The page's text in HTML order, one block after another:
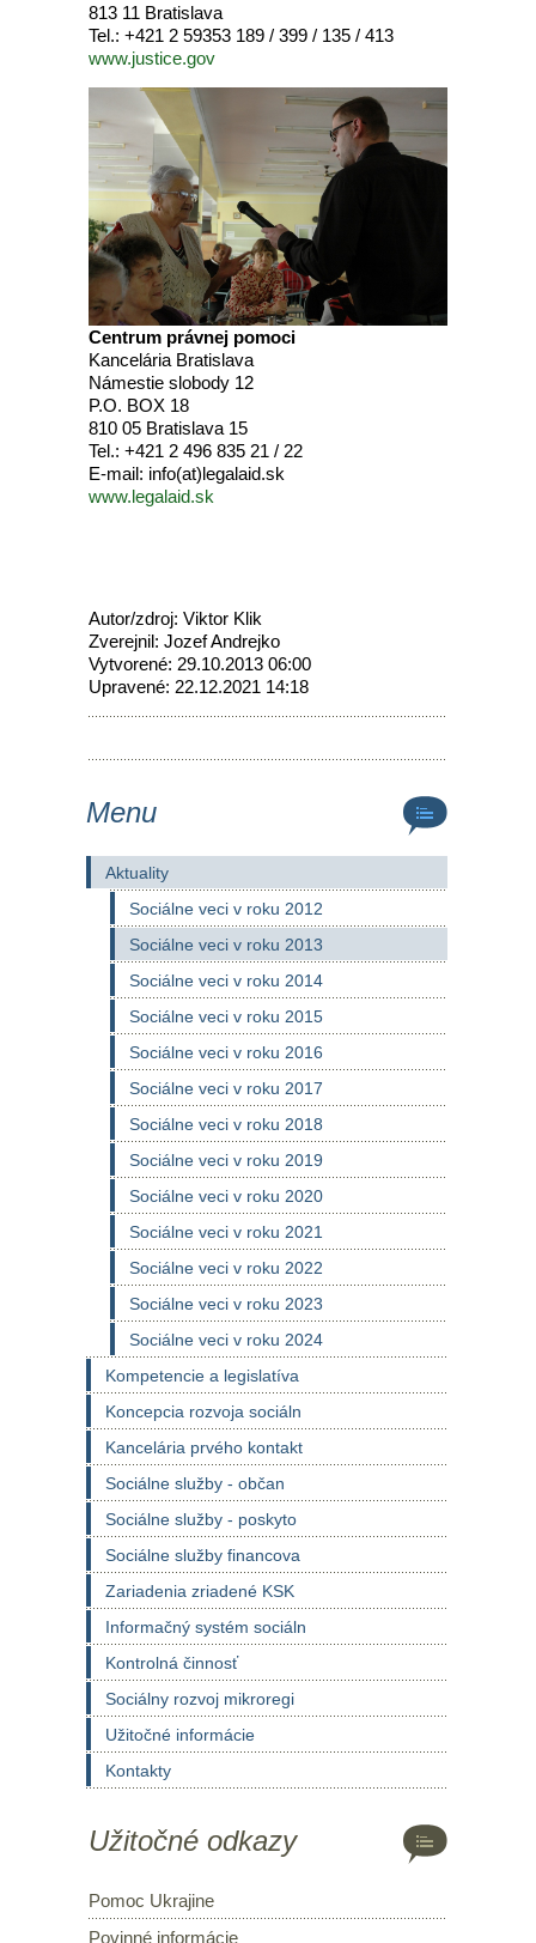
813 11 Bratislava
Tel.: +421 2 59353 189 / 399 / 135 / 413
www.justice.gov
Centrum právnej pomoci
Kancelária Bratislava
Námestie slobody 12
P.O. BOX 18
810 05 Bratislava 15
Tel.: +421 2 496 835 21 / 22
E-mail: info(at)legalaid.sk
www.legalaid.sk
Autor/zdroj: Viktor Klik
Zverejnil: Jozef Andrejko
Vytvorené: 29.10.2013 06:00
Upravené: 22.12.2021 14:18
Menu
Aktuality
Sociálne veci v roku 2012
Sociálne veci v roku 2013
Sociálne veci v roku 2014
Sociálne veci v roku 2015
Sociálne veci v roku 2016
Sociálne veci v roku 2017
Sociálne veci v roku 2018
Sociálne veci v roku 2019
Sociálne veci v roku 2020
Sociálne veci v roku 2021
Sociálne veci v roku 2022
Sociálne veci v roku 2023
Sociálne veci v roku 2024
Kompetencie a legislatíva
Koncepcia rozvoja sociáln
Kancelária prvého kontakt
Sociálne služby - občan
Sociálne služby - poskyto
Sociálne služby financova
Zariadenia zriadené KSK
Informačný systém sociáln
Kontrolná činnosť
Sociálny rozvoj mikroregi
Užitočné informácie
Kontakty
Užitočné odkazy
Pomoc Ukrajine
Povinné informácie